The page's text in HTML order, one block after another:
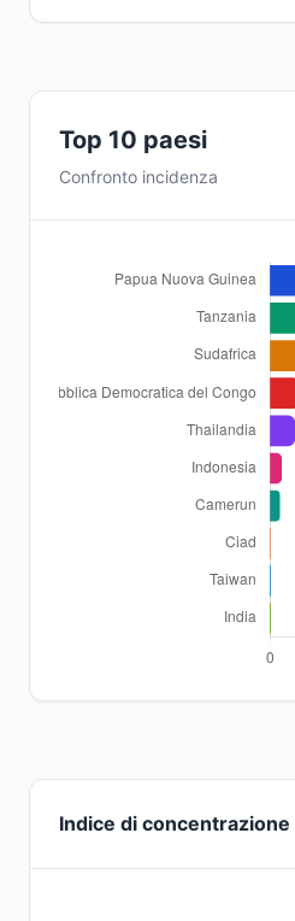
Top 10 paesi
Confronto incidenza
Indice di concentrazione